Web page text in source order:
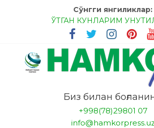
Сўнгги янгиликлар:
ЎТГАН КУНЛАРИМ
МЕССИ ВА РОНАЛДУ, АНА ЭНДИ
ҲУСАНОВГА ТАН
МЕҲР ОРҚАЛИ ШИФО
БАНКДА ИШЛАШ
НАТИЖАГА ЭРИШИШ ЎЗ
Биз билан
+998(78)29801 07